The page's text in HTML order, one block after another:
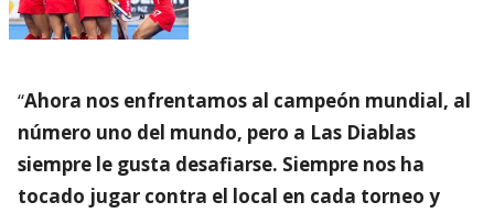
“Ahora nos enfrentamos al campeón mundial, al
número uno del mundo, pero a Las Diablas
siempre le gusta desafiarse. Siempre nos ha
tocado jugar contra el local en cada torneo y